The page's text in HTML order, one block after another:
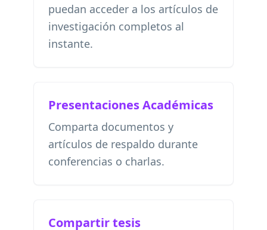
puedan acceder a los artículos de
investigación completos al
instante.
Presentaciones Académicas
Comparta documentos y
artículos de respaldo durante
conferencias o charlas.
Compartir tesis